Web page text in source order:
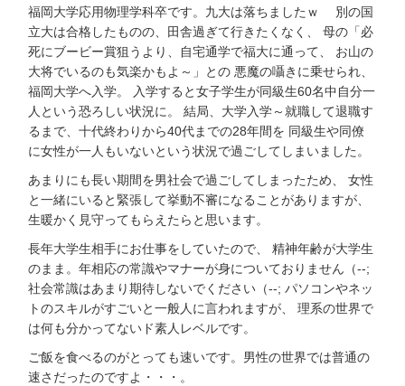
福岡大学応用物理学科卒です。九大は落ちましたｗ 別の国
立大は合格したものの、田舎過ぎて行きたくなく、 母の「必
死にブービー賞狙うより、自宅通学で福大に通って、 お山の
大将でいるのも気楽かもよ～」との 悪魔の囁きに乗せられ、
福岡大学へ入学。 入学すると女子学生が同級生60名中自分一
人という恐ろしい状況に。 結局、大学入学～就職して退職す
るまで、十代終わりから40代までの28年間を 同級生や同僚
に女性が一人もいないという状況で過ごしてしまいました。
あまりにも長い期間を男社会で過ごしてしまったため、 女性
と一緒にいると緊張して挙動不審になることがありますが、
生暖かく見守ってもらえたらと思います。
長年大学生相手にお仕事をしていたので、 精神年齢が大学生
のまま。年相応の常識やマナーが身についておりません（--;
社会常識はあまり期待しないでください（--; パソコンやネッ
トのスキルがすごいと一般人に言われますが、 理系の世界で
は何も分かってないド素人レベルです。
ご飯を食べるのがとっても速いです。男性の世界では普通の
速さだったのですよ・・・。